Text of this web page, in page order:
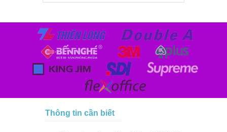
Thông tin cần biết